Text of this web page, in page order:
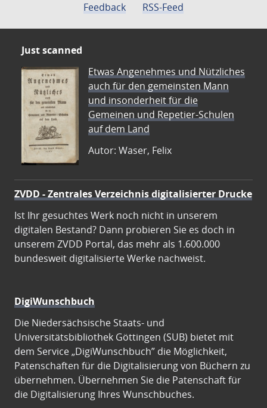
Feedback
RSS-Feed
Just scanned
Etwas Angenehmes und Nützliches
auch für den gemeinsten Mann
und insonderheit für die
Gemeinen und Repetier-Schulen
auf dem Land
Autor: Waser, Felix
ZVDD - Zentrales Verzeichnis digitalisierter Drucke
Ist Ihr gesuchtes Werk noch nicht in unserem
digitalen Bestand? Dann probieren Sie es doch in
unserem ZVDD Portal, das mehr als 1.600.000
bundesweit digitalisierte Werke nachweist.
DigiWunschbuch
Die Niedersächsische Staats- und
Universitätsbibliothek Göttingen (SUB) bietet mit
dem Service „DigiWunschbuch” die Möglichkeit,
Patenschaften für die Digitalisierung von Büchern zu
übernehmen. Übernehmen Sie die Patenschaft für
die Digitalisierung Ihres Wunschbuches.